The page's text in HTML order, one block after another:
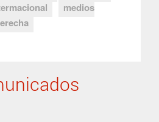
medios